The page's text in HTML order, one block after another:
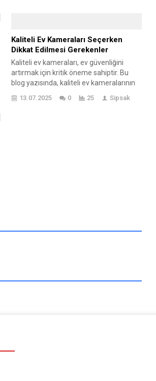
sunuyoruz. Deprem Çantası Nedir?...
Kaliteli Ev Kameraları Seçerken
Dikkat Edilmesi Gerekenler
Kaliteli ev kameraları, ev güvenliğini
artırmak için kritik öneme sahiptir. Bu
blog yazısında, kaliteli ev kameralarının
tanımı ve önemi ile başlanarak, seçim
yaparken dikkat edilmesi gereken
13.07.2025 0 25 Sipsak